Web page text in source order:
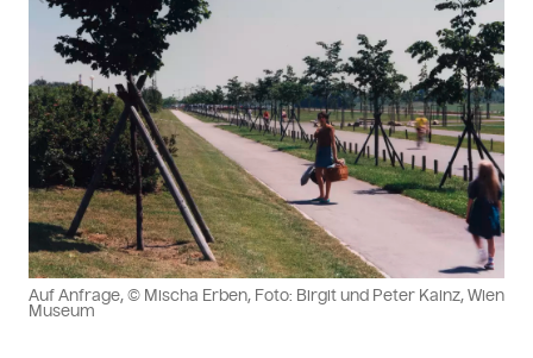
Auf Anfrage, © Mischa Erben, Foto: Birgit und Peter Kainz, Wien
Museum